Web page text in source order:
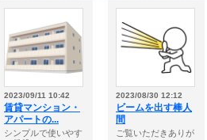
2023/09/11 10:42
賃貸マンション・
アパートの...
シンプルで使いやす
2023/08/30 12:12
ビームを出す棒人
間
ご覧いただきありが